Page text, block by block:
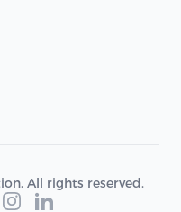
All rights reserved.